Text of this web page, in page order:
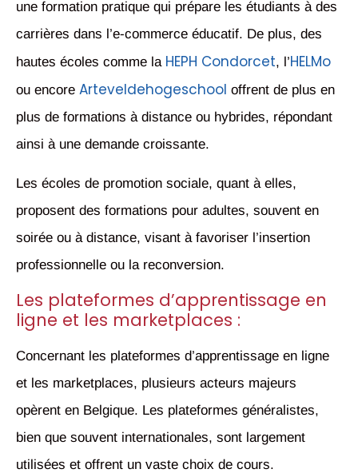
une formation pratique qui prépare les étudiants à des
carrières dans l’e-commerce éducatif. De plus, des
hautes écoles comme la HEPH Condorcet, l’HELMo
ou encore Arteveldehogeschool offrent de plus en
plus de formations à distance ou hybrides, répondant
ainsi à une demande croissante.
Les écoles de promotion sociale, quant à elles,
proposent des formations pour adultes, souvent en
soirée ou à distance, visant à favoriser l’insertion
professionnelle ou la reconversion.
Les plateformes d’apprentissage en
ligne et les marketplaces :
Concernant les plateformes d’apprentissage en ligne
et les marketplaces, plusieurs acteurs majeurs
opèrent en Belgique. Les plateformes généralistes,
bien que souvent internationales, sont largement
utilisées et offrent un vaste choix de cours.